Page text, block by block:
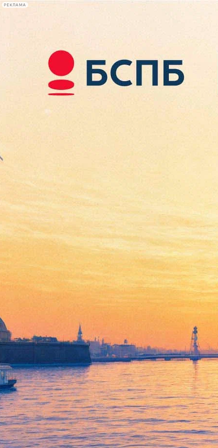
РЕКЛАМА
Сегодня:
2026.08.10
06:19
Афиша Plus
Нашумевший Postmodern
Jukebox привезет в
Петербург